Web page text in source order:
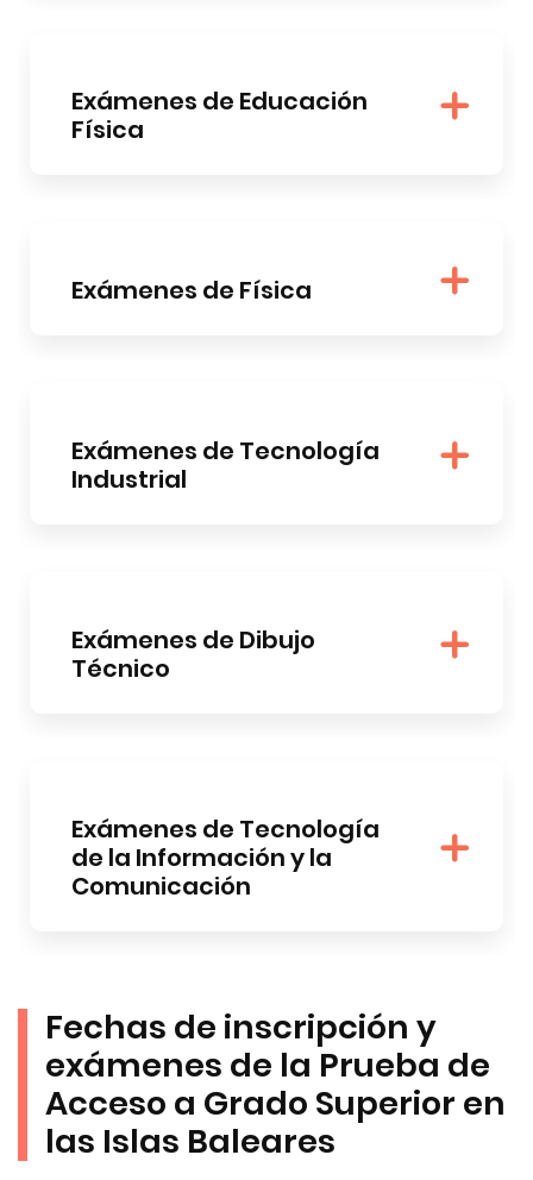
Exámenes de Educación
Física
Exámenes de Física
Exámenes de Tecnología
Industrial
Exámenes de Dibujo
Técnico
Exámenes de Tecnología
de la Información y la
Comunicación
Fechas de inscripción y
exámenes de la Prueba de
Acceso a Grado Superior en
las Islas Baleares